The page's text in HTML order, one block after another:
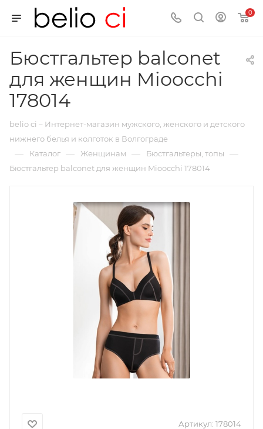
0
Бюстгальтер balconet
для женщин Mioocchi
178014
belio ci – Интернет-магазин мужского, женского и детского
нижнего белья и колготок в Волгограде
— Каталог — Женщинам — Бюстгальтеры, топы —
Бюстгальтер balconet для женщин Mioocchi 178014
Артикул: 178014